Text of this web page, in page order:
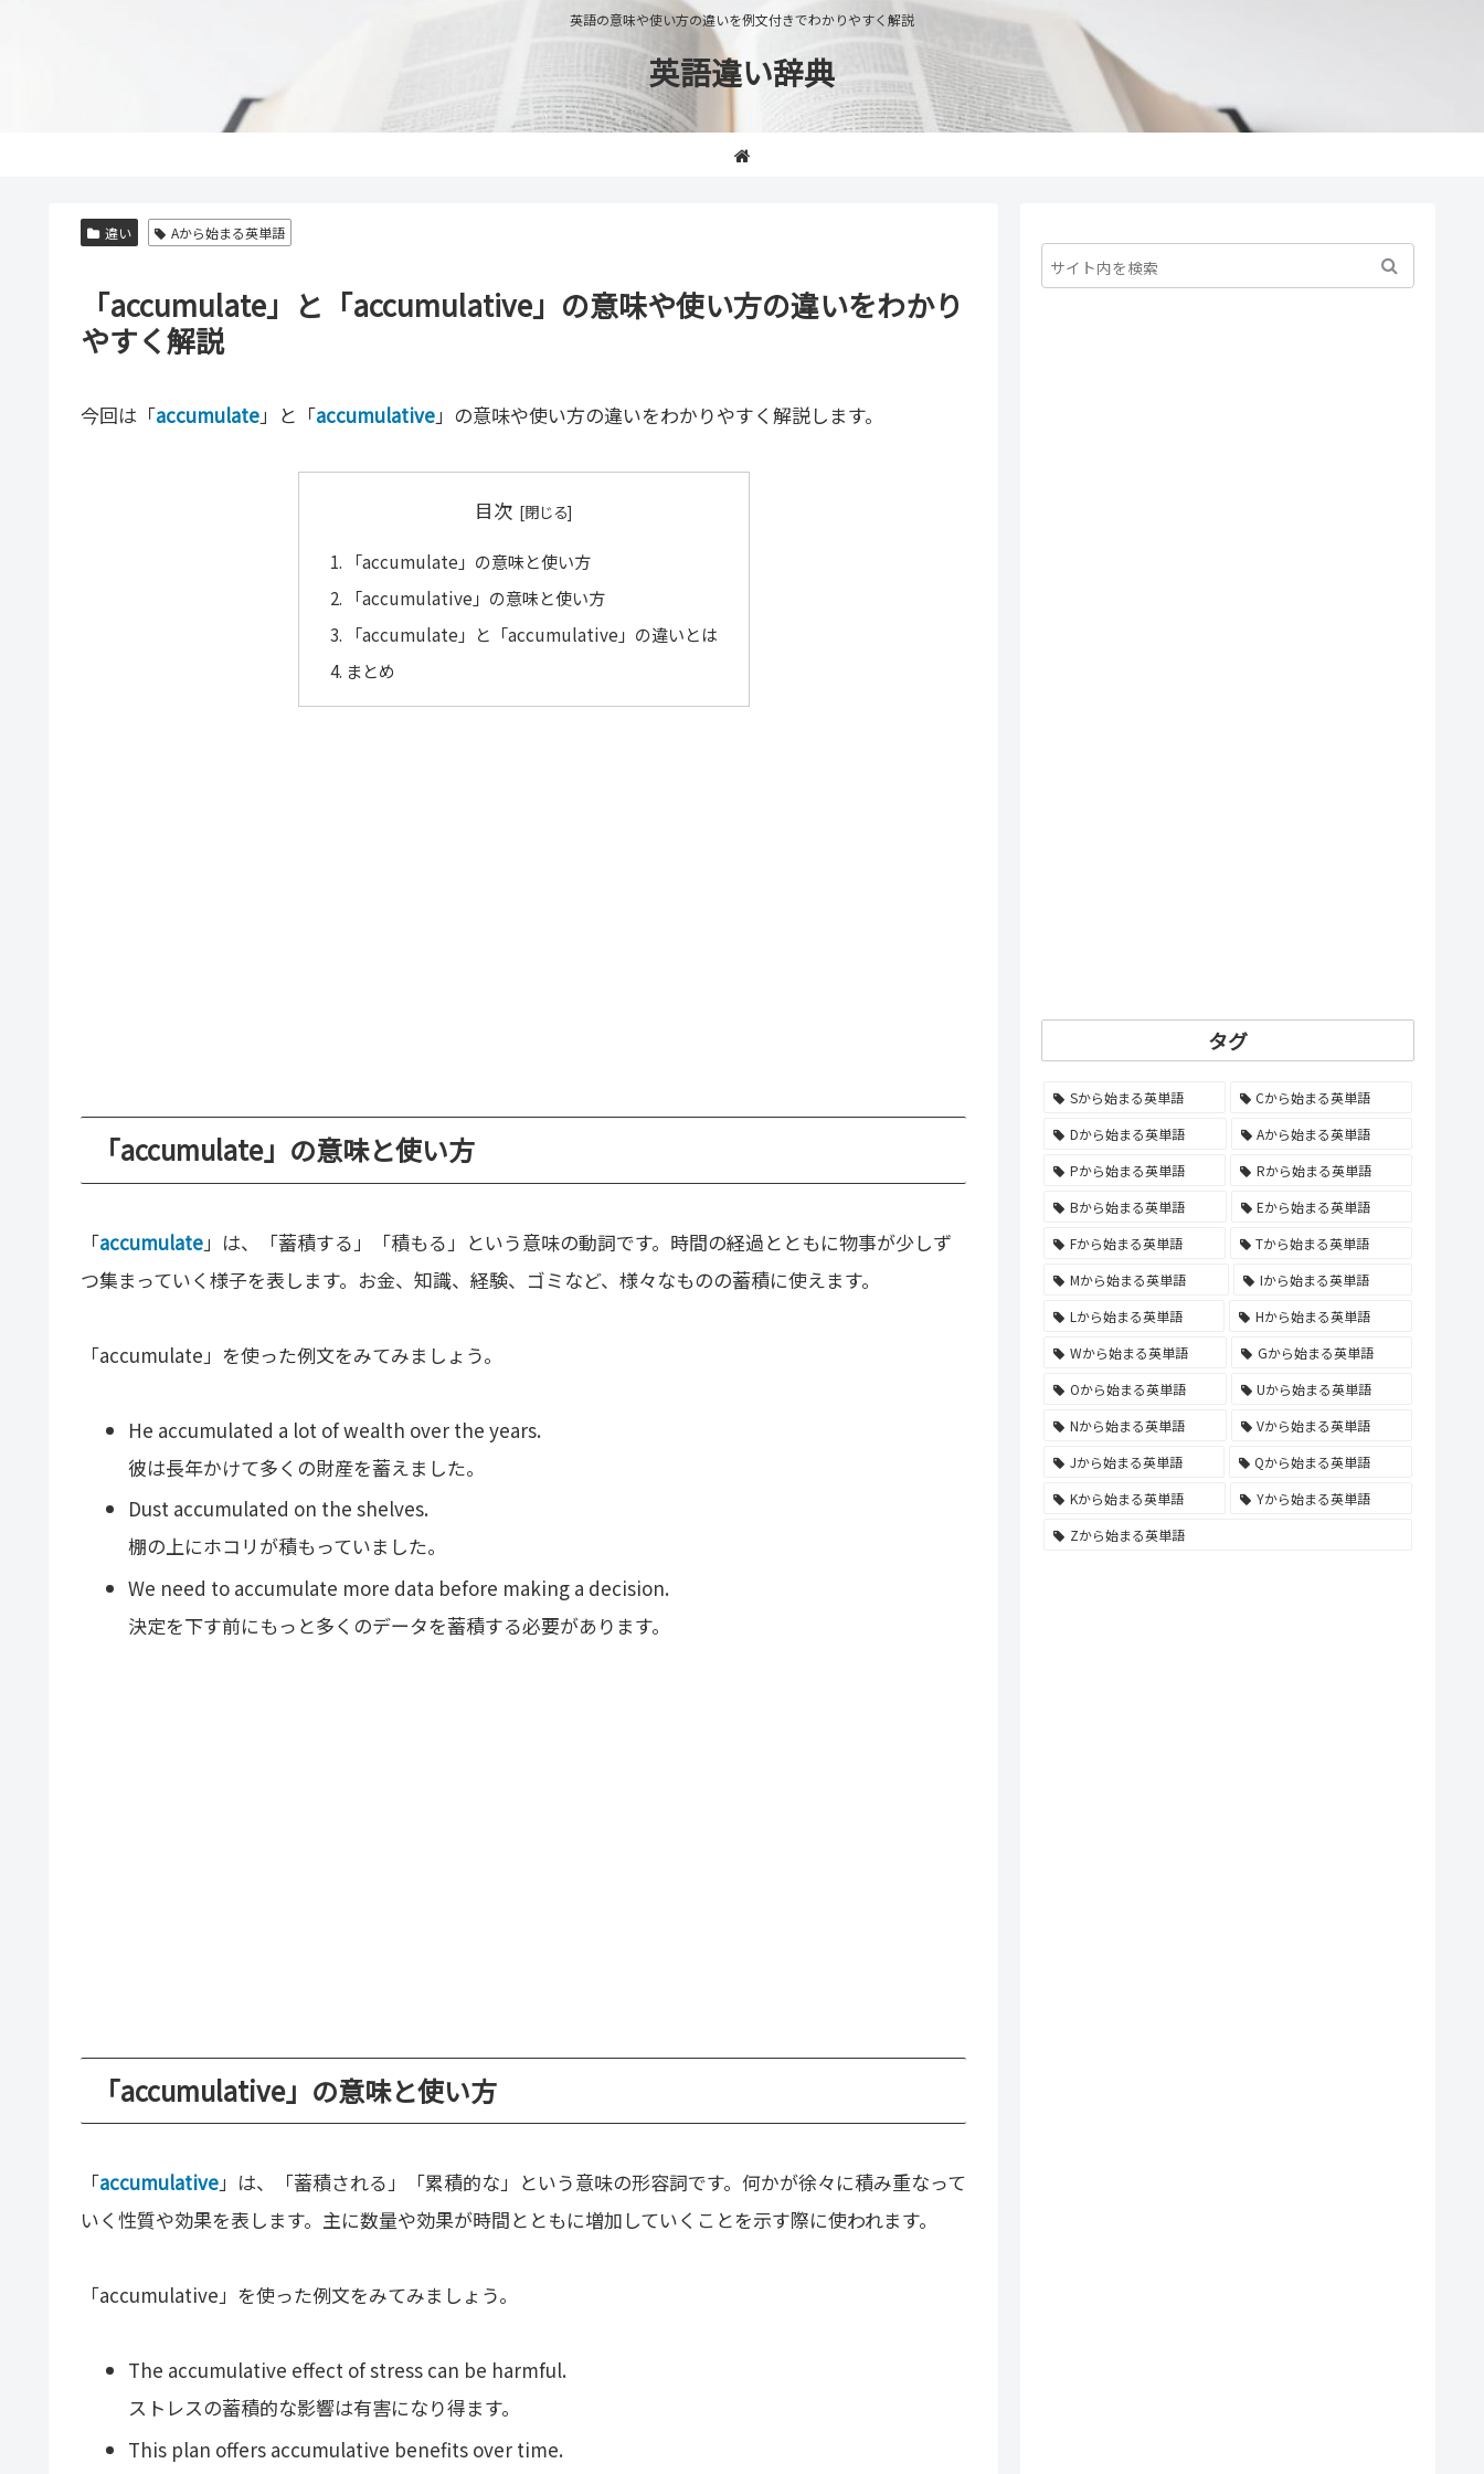
英語の意味や使い方の違いを例文付きでわかりやすく解説
英語違い辞典
違い Aから始まる英単語
「accumulate」と「accumulative」の意味や使い方の違いをわかり
やすく解説
今回は「accumulate」と「accumulative」の意味や使い方の違いをわかりやすく解説します。
目次
「accumulate」の意味と使い方
「accumulative」の意味と使い方
「accumulate」と「accumulative」の違いとは
まとめ
「accumulate」の意味と使い方
「accumulate」は、「蓄積する」「積もる」という意味の動詞です。時間の経過とともに物事が少しず
つ集まっていく様子を表します。お金、知識、経験、ゴミなど、様々なものの蓄積に使えます。
「accumulate」を使った例文をみてみましょう。
He accumulated a lot of wealth over the years.
彼は長年かけて多くの財産を蓄えました。
Dust accumulated on the shelves.
棚の上にホコリが積もっていました。
We need to accumulate more data before making a decision.
決定を下す前にもっと多くのデータを蓄積する必要があります。
「accumulative」の意味と使い方
「accumulative」は、「蓄積される」「累積的な」という意味の形容詞です。何かが徐々に積み重なって
いく性質や効果を表します。主に数量や効果が時間とともに増加していくことを示す際に使われます。
「accumulative」を使った例文をみてみましょう。
The accumulative effect of stress can be harmful.
ストレスの蓄積的な影響は有害になり得ます。
This plan offers accumulative benefits over time.
タグ
Sから始まる英単語
Cから始まる英単語
Dから始まる英単語
Aから始まる英単語
Pから始まる英単語
Rから始まる英単語
Bから始まる英単語
Eから始まる英単語
Fから始まる英単語
Tから始まる英単語
Mから始まる英単語
Iから始まる英単語
Lから始まる英単語
Hから始まる英単語
Wから始まる英単語
Gから始まる英単語
Oから始まる英単語
Uから始まる英単語
Nから始まる英単語
Vから始まる英単語
Jから始まる英単語
Qから始まる英単語
Kから始まる英単語
Yから始まる英単語
Zから始まる英単語